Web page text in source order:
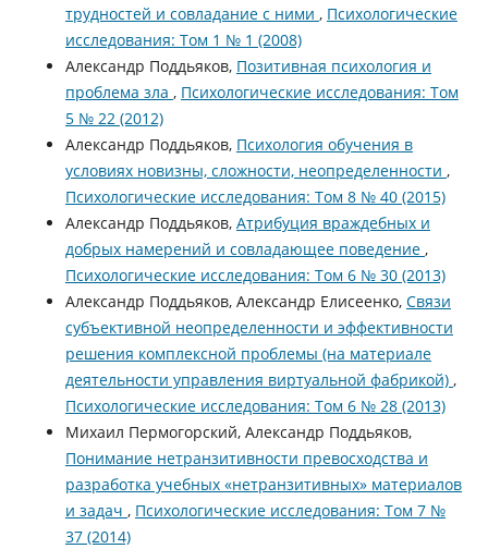
трудностей и совладание с ними , Психологические
исследования: Том 1 № 1 (2008)
Александр Поддьяков, Позитивная психология и
проблема зла , Психологические исследования: Том
5 № 22 (2012)
Александр Поддьяков, Психология обучения в
условиях новизны, сложности, неопределенности ,
Психологические исследования: Том 8 № 40 (2015)
Александр Поддьяков, Атрибуция враждебных и
добрых намерений и совладающее поведение ,
Психологические исследования: Том 6 № 30 (2013)
Александр Поддьяков, Александр Елисеенко, Связи
субъективной неопределенности и эффективности
решения комплексной проблемы (на материале
деятельности управления виртуальной фабрикой) ,
Психологические исследования: Том 6 № 28 (2013)
Михаил Пермогорский, Александр Поддьяков,
Понимание нетранзитивности превосходства и
разработка учебных «нетранзитивных» материалов
и задач , Психологические исследования: Том 7 №
37 (2014)